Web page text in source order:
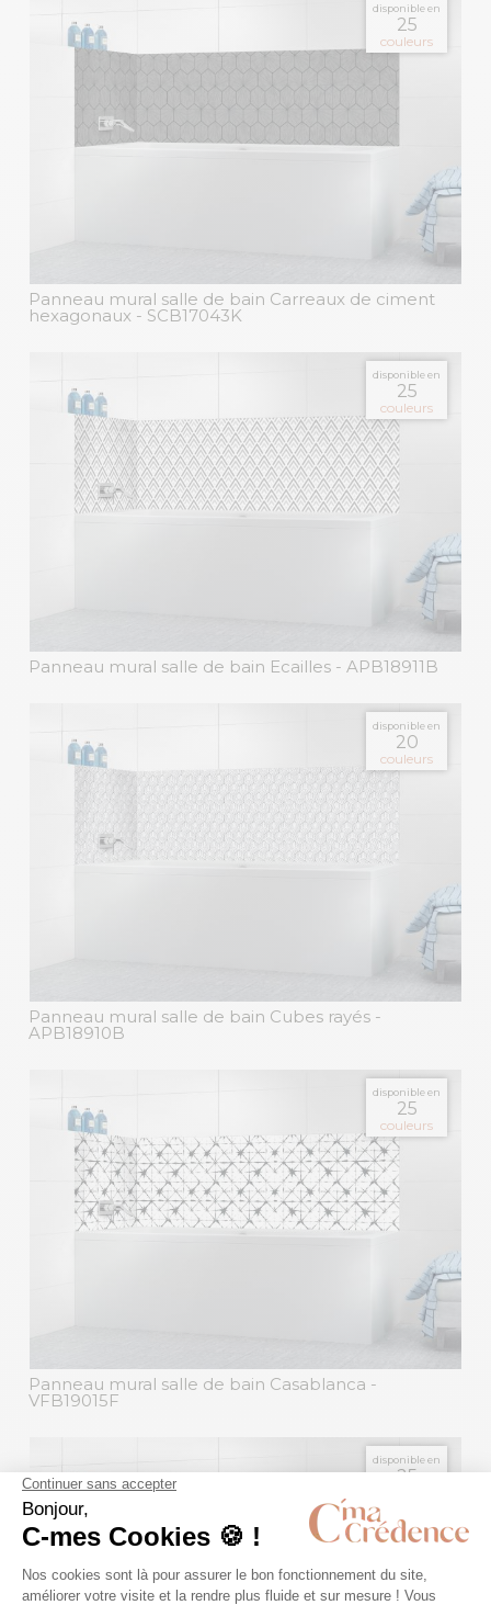
disponible en
25
couleurs
Panneau mural salle de bain Carreaux de ciment
hexagonaux - SCB17043K
disponible en
25
couleurs
Panneau mural salle de bain Ecailles - APB18911B
disponible en
20
couleurs
Panneau mural salle de bain Cubes rayés -
APB18910B
disponible en
25
couleurs
Panneau mural salle de bain Casablanca -
VFB19015F
disponible en
25